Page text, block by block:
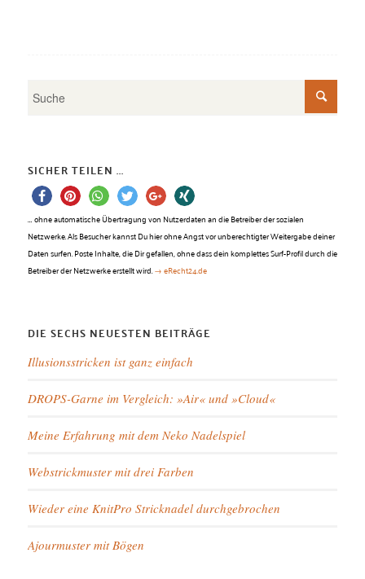
SICHER TEILEN ...
…ohne automatische Übertragung von Nutzerdaten an die Betreiber der sozialen
Netzwerke. Als Besucher kannst Du hier ohne Angst vor unberechtigter Weitergabe deiner
Daten surfen. Poste Inhalte, die Dir gefallen, ohne dass dein komplettes Surf-Profil durch die
Betreiber der Netzwerke erstellt wird.→ eRecht24.de
DIE SECHS NEUESTEN BEITRÄGE
Illusionsstricken ist ganz einfach
DROPS-Garne im Vergleich: »Air« und »Cloud«
Meine Erfahrung mit dem Neko Nadelspiel
Webstrickmuster mit drei Farben
Wieder eine KnitPro Stricknadel durchgebrochen
Ajourmuster mit Bögen